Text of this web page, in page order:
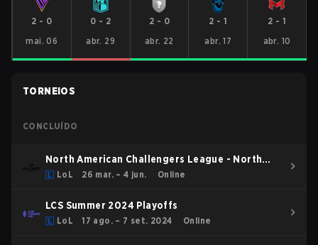
2 - 0
mai. 06
0 - 2
abr. 29
2 - 0
abr. 22
2 - 1
abr. 17
2 - 1
abr. 10
TORNEIOS
CONCLUÍDO
North American Challengers League - North
American Challengers League Spring 2026
LoL 26 mar. – 4 jun. Online
LCS Summer 2024 Playoffs
LoL 17 ago. – 7 set. 2024 Online